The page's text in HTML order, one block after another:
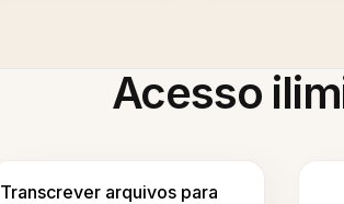
Acesso
Transcrever arquivos para